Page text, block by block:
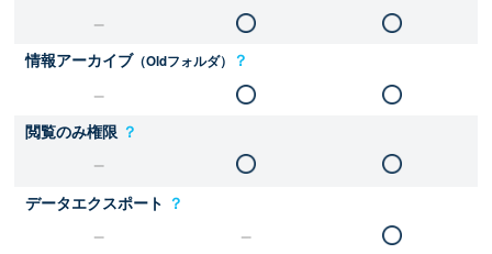
情報アーカイブ（Oldフォルダ） ？
閲覧のみ権限 ？
データエクスポート ？